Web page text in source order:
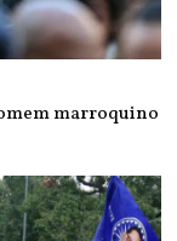
marroquino